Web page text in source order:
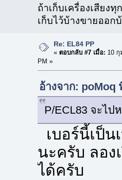
ถ้าเก็บเครื่องเสียง
เก็บไว้บ้างขายออ
Re: EL84 PP
« ตอบกลับ #7 เมื่อ: 10
PM »
อ้างจาก: poMoq
P/ECL83 จะไ
เบอร์นี้เป็น
นะครับ ลอ
ได้ครับ